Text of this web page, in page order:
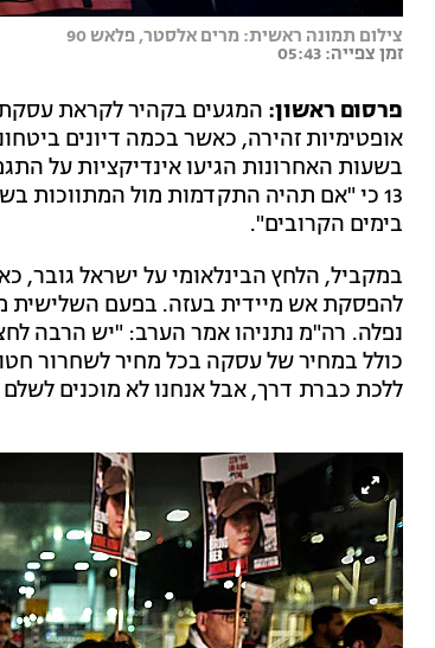
צילום תמונה ראשית: מרים אלסטר, פלאש 90
זמן צפייה: 05:43
פרסום ראשון: המגעים בקהיר לקראת
אופטימיות זהירה, כאשר בכמה דיונים
בשעות האחרונות הגיעו אינדיקציות על
13 כי "אם תהיה התקדמות מול
בימים הקרובים".
במקביל, הלחץ הבינלאומי על ישראל
להפסקת אש מיידית בעזה. בפעם השלישית
נפלה. רה"מ נתניהו אמר הערב: "יש הרבה
כולל במחיר של עסקה בכל מחיר לשחרור
ללכת כברת דרך, אבל אנחנו לא מוכנים